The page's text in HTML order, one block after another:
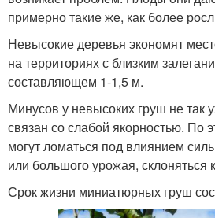
примерно такие же, как более
Невысокие деревья экономят
на территориях с близким
составляющем 1-1,5 м.
Минусов у невысоких груш не так
связан со слабой якорностью. По
могут ломаться под влиянием
или большого урожая, склоняться
Срок жизни миниатюрных груш